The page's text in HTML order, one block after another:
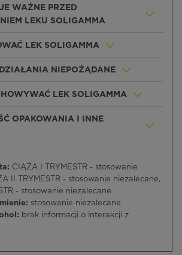
WAŻNE PRZED
LEKU SOLIGAMMA
LEK SOLIGAMMA
NIEPOŻĄDANE
LEK SOLIGAMMA
OPAKOWANIA I INNE
CIĄŻA I TRYMESTR - stosowanie
II TRYMESTR - stosowanie niezalecane,
- stosowanie niezalecane
stosowanie niezalecane
brak informacji o interakcji z